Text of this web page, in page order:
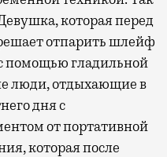
которая перед
отпарить шлейф
помощью гладильной
люди, отдыхающие в
дня с
от портативной
которая после